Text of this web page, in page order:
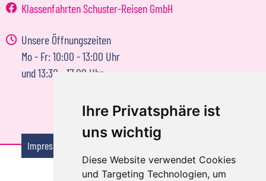
Ihre Privatsphäre ist
uns wichtig
Diese Website verwendet Cookies
und Targeting Technologien, um
Klassenfahrten Schuster-Reisen GmbH
Unsere Öffnungszeiten
Mo - Fr: 10:00 - 13:00 Uhr
und 13:30 - 17:00 Uhr
Impressum